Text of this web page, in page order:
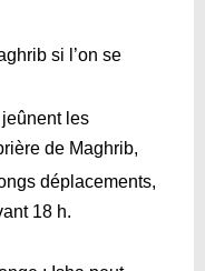
si l’on se
les
de Maghrib,
déplacements,
18 h.